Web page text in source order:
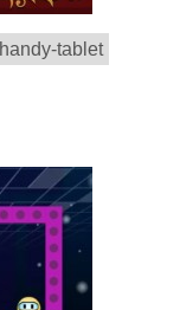
handy-tablet